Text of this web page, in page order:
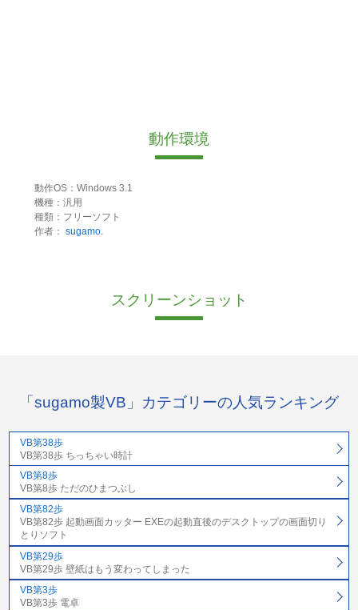
動作環境
動作OS：Windows 3.1
機種：汎用
種類：フリーソフト
作者： sugamo.
スクリーンショット
「sugamo製VB」カテゴリーの人気ランキング
VB第38歩
VB第38歩 ちっちゃい時計
VB第8歩
VB第8歩 ただのひまつぶし
VB第82歩
VB第82歩 起動画面カッター EXEの起動直後のデスクトップの画面切り
とりソフト
VB第29歩
VB第29歩 壁紙はもう変わってしまった
VB第3歩
VB第3歩 電卓